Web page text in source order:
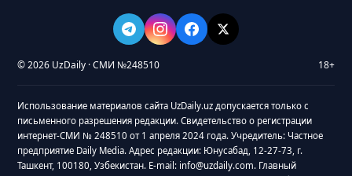
© 2026 UzDaily · СМИ №248510 18+
Использование материалов сайта UzDaily.uz допускается только с
письменного разрешения редакции. Свидетельство о регистрации
интернет-СМИ № 248510 от 1 апреля 2024 года. Учредитель: Частное
предприятие Daily Media. Адрес редакции: Юнусабад, 12-27-73, г.
Ташкент, 100180, Узбекистан. E-mail: info@uzdaily.com. Главный